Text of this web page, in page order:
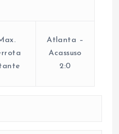
Atlanta –
Acassuso
2:0